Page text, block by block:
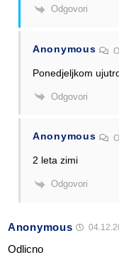
Odgovori
Anonymous
Ponedjeljkom
Odgovori
Anonymous
2 leta zimi
Odgovori
Anonymous
Odlicno